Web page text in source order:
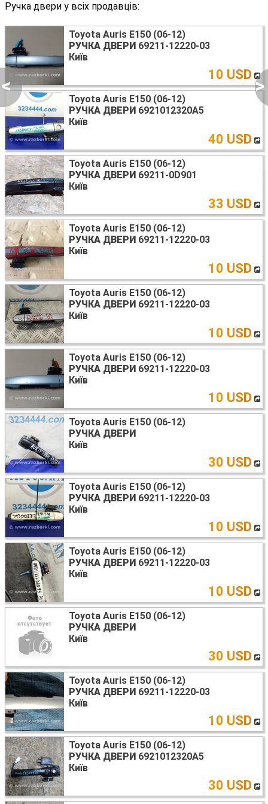
< >
Ручка двери у всіх продавців:
Toyota Auris E150 (06-12)
РУЧКА ДВЕРИ 69211-12220-03
Київ
10 USD
Toyota Auris E150 (06-12)
РУЧКА ДВЕРИ 6921012320A5
Київ
40 USD
Toyota Auris E150 (06-12)
РУЧКА ДВЕРИ 69211-0D901
Київ
33 USD
Toyota Auris E150 (06-12)
РУЧКА ДВЕРИ 69211-12220-03
Київ
10 USD
Toyota Auris E150 (06-12)
РУЧКА ДВЕРИ 69211-12220-03
Київ
10 USD
Toyota Auris E150 (06-12)
РУЧКА ДВЕРИ 69211-12220-03
Київ
10 USD
Toyota Auris E150 (06-12)
РУЧКА ДВЕРИ
Київ
30 USD
Toyota Auris E150 (06-12)
РУЧКА ДВЕРИ 69211-12220-03
Київ
10 USD
Toyota Auris E150 (06-12)
РУЧКА ДВЕРИ 69211-12220-03
Київ
10 USD
Toyota Auris E150 (06-12)
РУЧКА ДВЕРИ
Київ
30 USD
Toyota Auris E150 (06-12)
РУЧКА ДВЕРИ 69211-12220-03
Київ
10 USD
Toyota Auris E150 (06-12)
РУЧКА ДВЕРИ 6921012320A5
Київ
30 USD